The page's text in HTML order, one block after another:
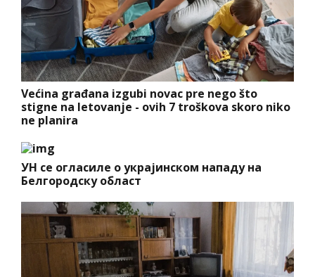
Većina građana izgubi novac pre nego što
stigne na letovanje - ovih 7 troškova skoro niko
ne planira
УН се огласиле о украјинском нападу на
Белгородску област